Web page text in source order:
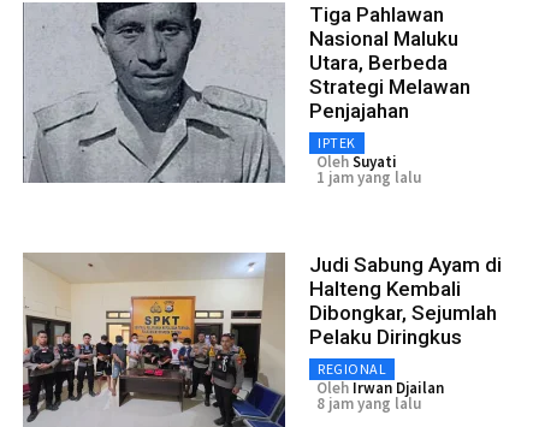
Tiga Pahlawan
Nasional Maluku
Utara, Berbeda
Strategi Melawan
Penjajahan
IPTEK
OlehSuyati
1 jam yang lalu
Judi Sabung Ayam di
Halteng Kembali
Dibongkar, Sejumlah
Pelaku Diringkus
REGIONAL
Oleh Irwan Djailan
8 jam yang lalu